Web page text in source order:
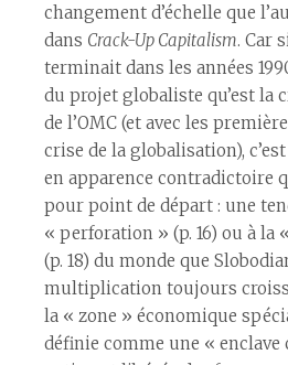
changement d’échelle que
dans Crack-Up Capitalism. Car si
terminait dans les années
du projet globaliste qu’est la
de l’OMC (et avec les
crise de la globalisation),
en apparence contradictoire
pour point de départ : une
« perforation » (p. 16) ou à la
(p. 18) du monde que
multiplication toujours
la « zone » économique
définie comme une « enclave